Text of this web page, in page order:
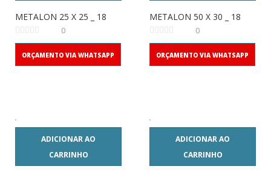
METALON 25 X 25 _ 18
0
ORÇAMENTO VIA WHATSAPP
METALON 50 X 30 _ 18
0
ORÇAMENTO VIA WHATSAPP
ADICIONAR AO
CARRINHO
ADICIONAR AO
CARRINHO